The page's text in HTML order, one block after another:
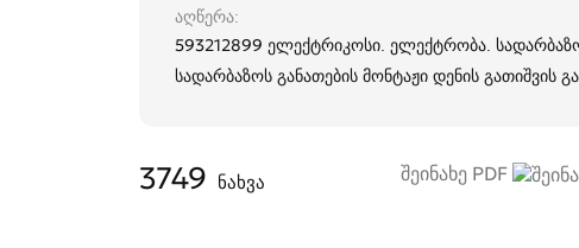
აღწერა
593212899 ელექტრიკოსი. ელექტრობა.
სადარბაზოს განათების მონტაჟი დენის გათიშვის
შეინახე PDF
3749 ნახვა